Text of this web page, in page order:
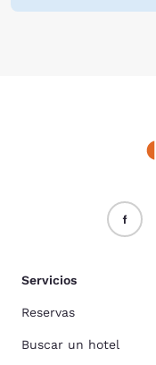
Servicios
Reservas
Buscar un hotel